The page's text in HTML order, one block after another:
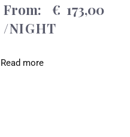
From: € 173,00
/NIGHT
Read more